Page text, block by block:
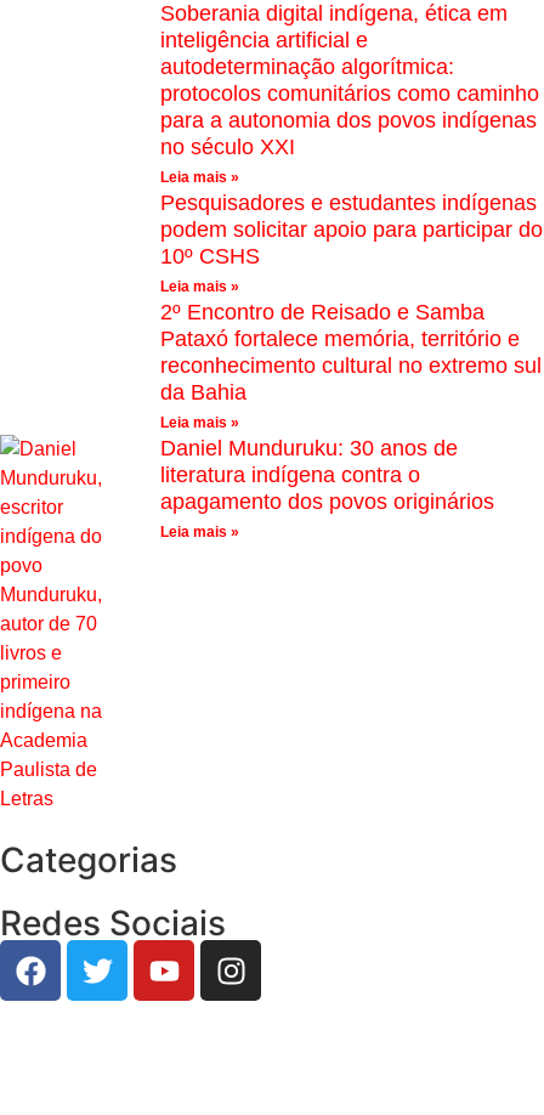
Soberania digital indígena, ética em
inteligência artificial e
autodeterminação algorítmica:
protocolos comunitários como caminho
para a autonomia dos povos indígenas
no século XXI
Leia mais »
Pesquisadores e estudantes indígenas
podem solicitar apoio para participar do
10º CSHS
Leia mais »
2º Encontro de Reisado e Samba
Pataxó fortalece memória, território e
reconhecimento cultural no extremo sul
da Bahia
Leia mais »
Daniel Munduruku: 30 anos de
literatura indígena contra o
apagamento dos povos originários
Leia mais »
Categorias
Redes Sociais